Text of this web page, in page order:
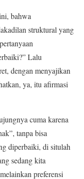
bahwa
struktural yang
Lalu
dengan menyajikan
ya, itu afirmasi
cuma karena
tanpa bisa
diperbaiki, di situlah
sedang kita
preferensi